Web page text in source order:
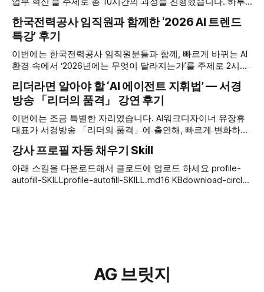
에서 시작해 실제 업무에 적용하고 직접 에이전트를 만들어 보
는 단계까지 이어지는 실습 중심 과정이었습니다. 빠르게 변화
하는 AX(AI Transformation) 흐름 속에서 ‘우리 업무를 어떻게
다시
한국전력공사 임직원과 함께한 ‘2026 AI 트렌드
특강’ 후기
이번에는 한국전력공사 임직원분들과 함께, 빠르게 바뀌는 AI
환경 속에서 ‘2026년에는 무엇이 달라지는가’를 주제로 2시간
큼, 막연한 기대나 불안보다 ‘우리 업무에는 어디까지, 어떻게
적용할 수 있는가’라는 실무적인 관심이 컸던 자리였습니다.
특강은 먼저 ‘지금 우리가 어디에 서 있는가’를 정리하는 데서
출발했습니다. 가장 똑똑한
리더라면 알아야 할 ‘AI 에이전트 지휘법’ — 서경
방송 「리더의 품격」 강연 후기
이번에는 조금 특별한 자리였습니다. AI워크디자이너 유장휴
대표가 서경방송 「리더의 품격」에 출연해, 빠르게 변화하는
가’라는 주제로 강연을 진행했습니다. 가장 똑똑한 AI가 이미
우리 손안의 컴퓨터와 스마트폰에 들어와 있는데도, 정작 우리
는 여전히 바쁘고 업무는 밀려 있죠. 이 익숙한 모순에서 강연
강사 프로필 자동 채우기 Skill
아래 스킬을 다운로드해서 클로드에 업로드 하세요 profile-
autofill-SKILLprofile-autofill-SKILL.md16 KBdownload-circle
AG 브릿지